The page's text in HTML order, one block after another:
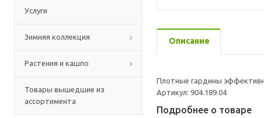
Услуги
Зимняя коллекция
Растения и кашпо
Товары вышедшие из
ассортимента
Описание
Плотные гардины
Артикул: 904.189.04
Подробнее о товаре